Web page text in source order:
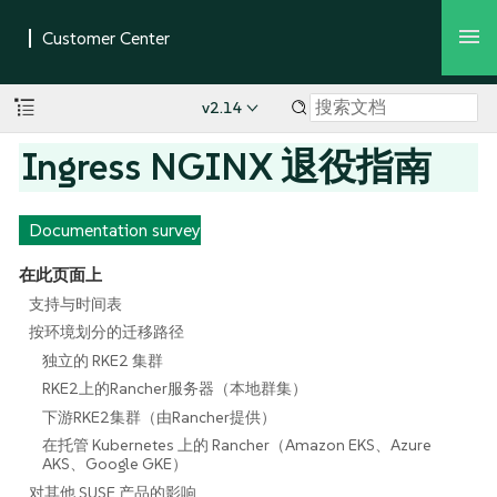
v2.14
Ingress NGINX 退役指南
Documentation survey
在此页面上
支持与时间表
按环境划分的迁移路径
独立的 RKE2 集群
RKE2上的Rancher服务器（本地群集）
下游RKE2集群（由Rancher提供）
在托管 Kubernetes 上的 Rancher（Amazon EKS、Azure
AKS、Google GKE）
对其他 SUSE 产品的影响